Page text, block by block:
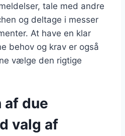
tale med andre
og deltage i messer
At have en klar
behov og krav er også
vælge den rigtige
due
valg af